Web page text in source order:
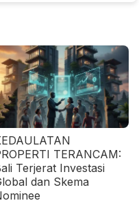
TERANCAM:
Terjerat Investasi
dan Skema